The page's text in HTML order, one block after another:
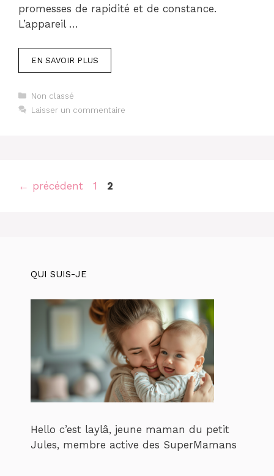
promesses de rapidité et de constance.
L’appareil …
EN SAVOIR PLUS
Catégories
Non classé
Laisser un commentaire
← précédent Page
1 Page
2
QUI SUIS-JE
Hello c’est laylâ, jeune maman du petit
Jules, membre active des SuperMamans